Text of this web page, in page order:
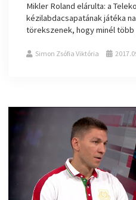
Mikler Roland elárulta: a
kézilabdacsapatának játéka
törekszenek, hogy minél
Simon Zsófia Viktória